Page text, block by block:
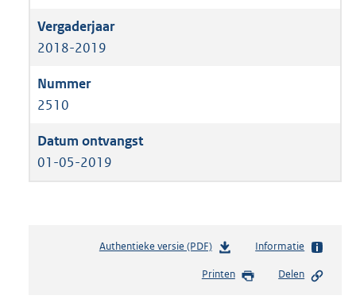
2018-2019
2510
01-05-2019
Authentieke versie (PDF)b
s
Informatie
Printen Delen